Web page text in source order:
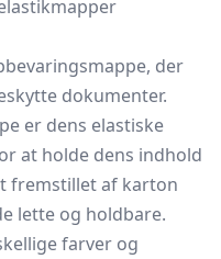
der
dokumenter.
er dens elastiske
at holde dens indhold
fremstillet af karton
lette og holdbare.
farver og